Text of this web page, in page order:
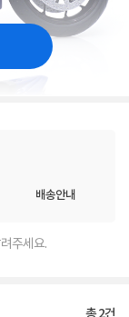
배송안내
주세요.
총2건